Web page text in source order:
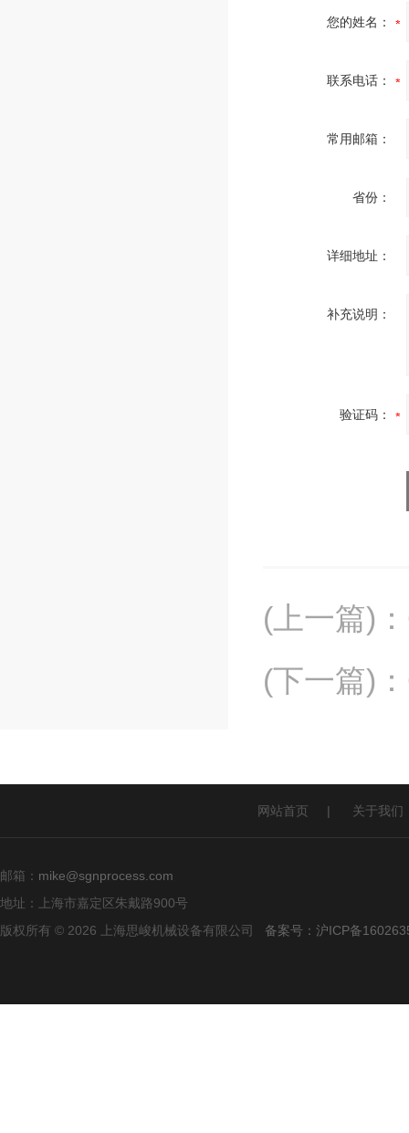
您的姓名：
联系电话：
常用邮箱：
省份：
详细地址：
补充说明：
验证码：
(上一篇) ：
(下一篇) ：
网站首页 | 关于我们
邮箱： mike@sgnprocess.com
地址：上海市嘉定区朱戴路900号
版权所有 © 2026 上海思峻机械设备有限公司 备案号：沪ICP备